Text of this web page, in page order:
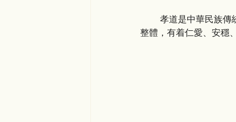
孝道是中華民族傳
整體，有着仁愛、安穩